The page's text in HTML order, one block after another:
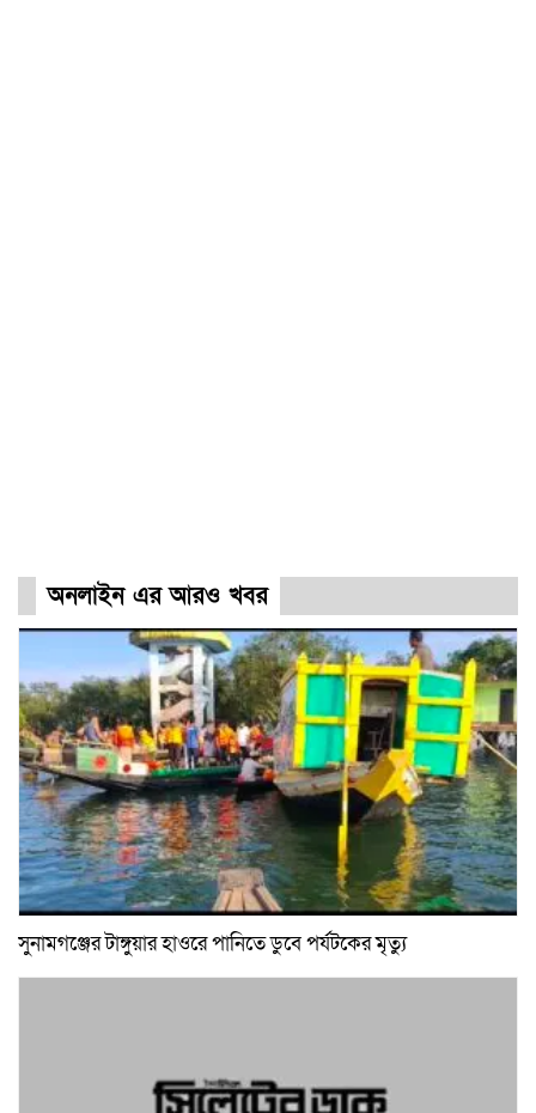
অনলাইন এর আরও খবর
সুনামগঞ্জের টাঙ্গুয়ার হাওরে পানিতে ডুবে পর্যটকের মৃত্যু